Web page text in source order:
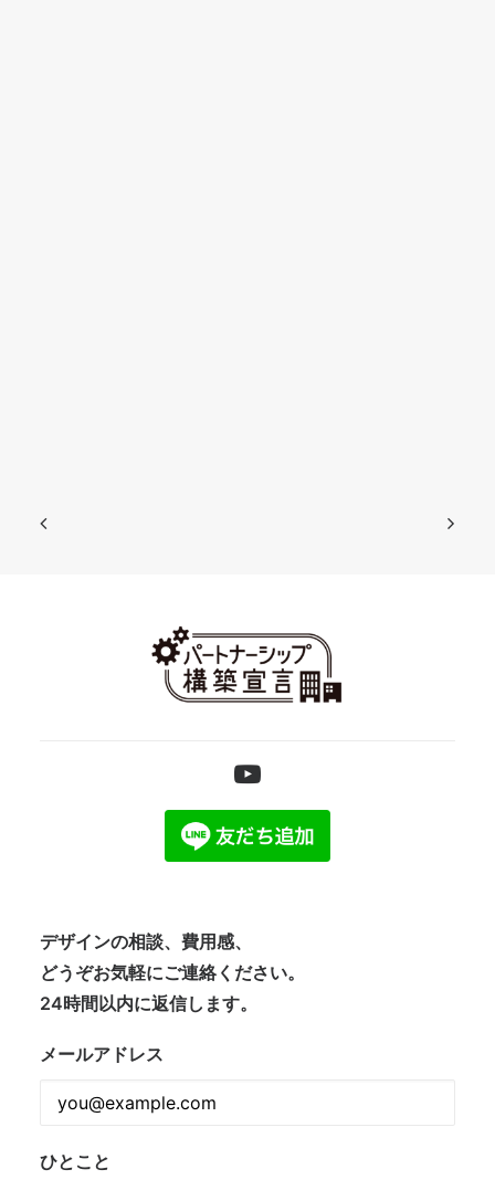
デザインの相談、費用感、
どうぞお気軽にご連絡ください。
24時間以内に返信します。
メールアドレス
ひとこと